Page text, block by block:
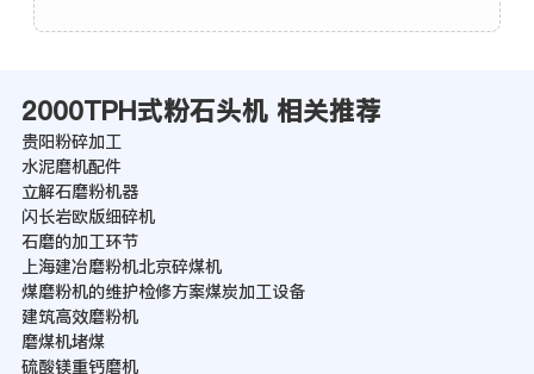
2000TPH式粉石头机 相关推荐
贵阳粉碎加工
水泥磨机配件
立解石磨粉机器
闪长岩欧版细碎机
石磨的加工环节
上海建冶磨粉机北京碎煤机
煤磨粉机的维护检修方案煤炭加工设备
建筑高效磨粉机
磨煤机堵煤
硫酸镁重钙磨机